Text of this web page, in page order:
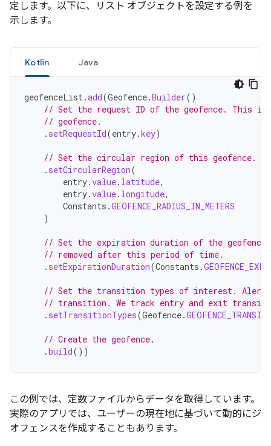
定します。以下に、リスト オブジェクトを設定する例を
示します。
Kotlin Java
geofenceList.add(Geofence.Builder()
// Set the request ID of the geofence. This
// geofence.
. setRequestId(entry.key)
// Set the circular region of this geofence.
. setCircularRegion(
entry.value. latitude,
entry.value. longitude,
Constants .GEOFENCE_RADIUS_IN_METERS
)
// Set the expiration duration of the
// removed after this period of time.
. setExpirationDuration(Constants .
// Set the transition types of interest. Alerts
// transition. We track entry and exit
. setTransitionTypes(Geofence.
// Create the geofence.
.build())
この例では、定数ファイルからデータを取得しています。
実際のアプリでは、ユーザーの現在地に基づいて動的にジ
オフェンスを作成することもあります。